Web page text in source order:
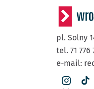
pl. Solny
tel. 71 776
e-mail: